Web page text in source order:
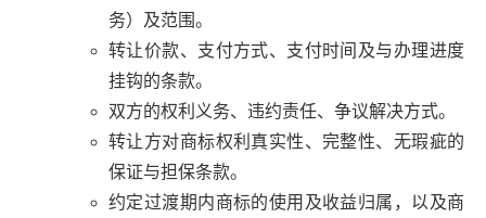
务）及范围。
转让价款、支付方式、支付时间及与办理进度
挂钩的条款。
双方的权利义务、违约责任、争议解决方式。
转让方对商标权利真实性、完整性、无瑕疵的
保证与担保条款。
约定过渡期内商标的使用及收益归属，以及商